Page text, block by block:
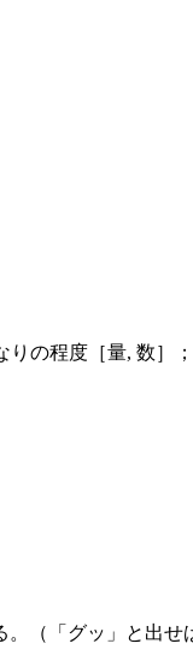
りの程度［量, 数
（「グッ」と出せ